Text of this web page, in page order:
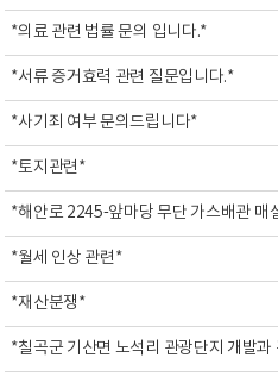
*의료 관련 법률 문의 입니다.*
*서류 증거효력 관련 질문입니다.*
*사기죄 여부 문의드립니다*
*토지관련*
*해안로 2245-앞마당 무단 가스배관 매
*월세 인상 관련*
*재산분쟁*
*칠곡군 기산면 노석리 관광단지 개발과